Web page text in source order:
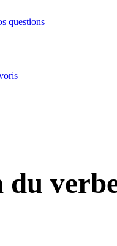
questions
du